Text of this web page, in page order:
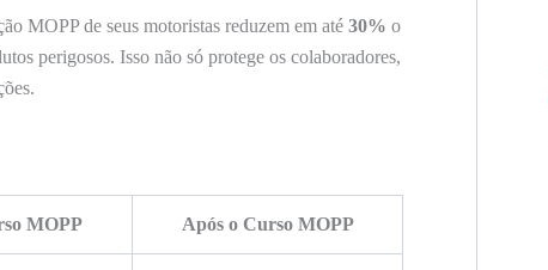
MOPP de seus motoristas reduzem em até 30% o
perigosos. Isso não só protege os colaboradores,
MOPP Após o Curso MOPP